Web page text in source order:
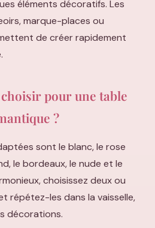
éléments décoratifs. Les
marque-places ou
de créer rapidement
pour une table
?
sont le blanc, le rose
le bordeaux, le nude et le
choisissez deux ou
répétez-les dans la vaisselle,
décorations.